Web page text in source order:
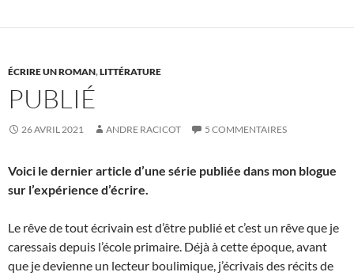
ÉCRIRE UN ROMAN,LITTÉRATURE
PUBLIÉ
26 AVRIL 2021 ANDRE RACICOT 5 COMMENTAIRES
Voici le dernier article d’une série publiée dans mon blogue
sur l’expérience d’écrire.
Le rêve de tout écrivain est d’être publié et c’est un rêve que je
caressais depuis l’école primaire. Déjà à cette époque, avant
que je devienne un lecteur boulimique, j’écrivais des récits de